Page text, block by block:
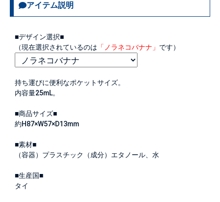
アイテム説明
■デザイン選択■
（現在選択されているのは 「ノラネコバナナ」 です）
持ち運びに便利なポケットサイズ。
内容量25mL。
■商品サイズ■
約H87×W57×D13mm
■素材■
（容器）プラスチック（成分）エタノール、水
■生産国■
タイ